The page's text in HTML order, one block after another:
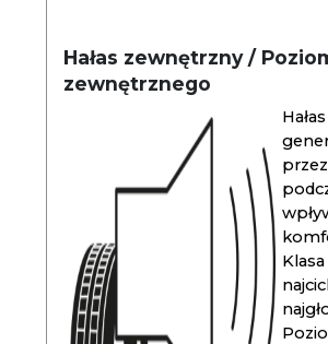
Hałas zewnętrzny /
zewnętrznego
Hałas